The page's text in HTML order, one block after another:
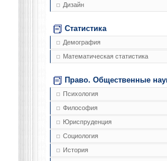
Дизайн
Статистика
Демография
Математическая статистика
Право. Общественные
Психология
Философия
Юриспруденция
Социология
История